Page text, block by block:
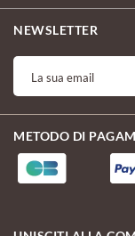
NEWSLETTER
METODO DI